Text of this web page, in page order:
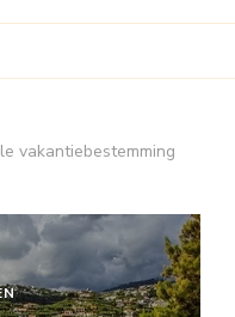
vakantiebestemming